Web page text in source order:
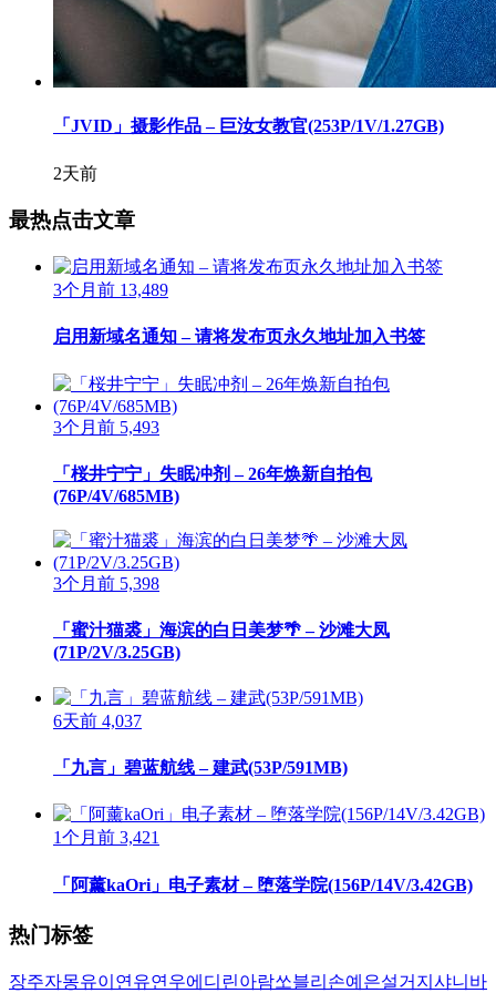
「JVID」摄影作品 – 巨汝女教官(253P/1V/1.27GB)
2天前
最热点击文章
3个月前 13,489
启用新域名通知 – 请将发布页永久地址加入书签
3个月前 5,493
「桜井宁宁」失眠冲剂 – 26年焕新自拍包
(76P/4V/685MB)
3个月前 5,398
「蜜汁猫裘」海滨的白日美梦🌴 – 沙滩大凤
(71P/2V/3.25GB)
6天前 4,037
「九言」碧蓝航线 – 建武(53P/591MB)
1个月前 3,421
「阿薰kaOri」电子素材 – 堕落学院(156P/14V/3.42GB)
热门标签
장주자몽유이 연유연우에디린아람쏘블리 손예은설거지 샤니 바